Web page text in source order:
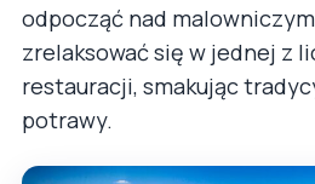
odpocząć nad
zrelaksować się w jednej z
restauracji, smakując
potrawy.